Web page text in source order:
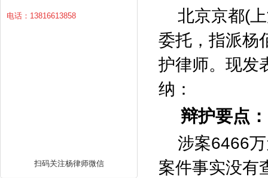
电话：13816613858
扫码关注杨律师微信
北京京都(
委托，指派杨
护律师。现发
纳：
辩护要点：
涉案6466
案件事实没有